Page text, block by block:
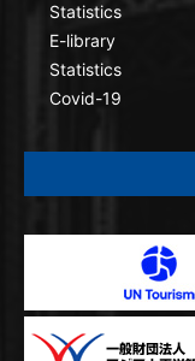
Statistics
E-library
Statistics
Covid-19